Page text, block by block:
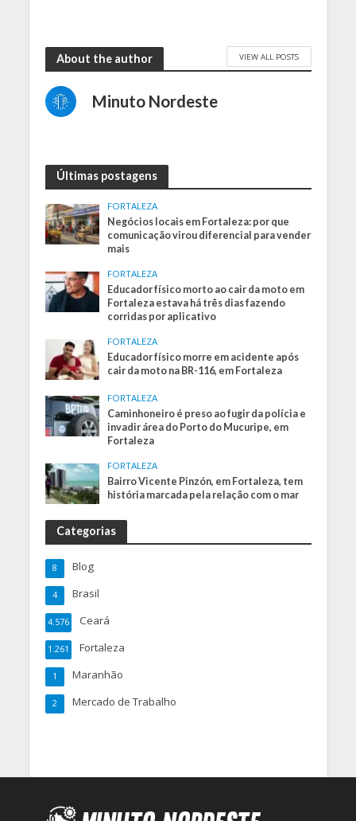
About the author VIEW ALL POSTS
Minuto Nordeste
Últimas postagens
FORTALEZA
Negócios locais em Fortaleza: por que
comunicação virou diferencial para vender
mais
FORTALEZA
Educador físico morto ao cair da moto em
Fortaleza estava há três dias fazendo
corridas por aplicativo
FORTALEZA
Educador físico morre em acidente após
cair da moto na BR-116, em Fortaleza
FORTALEZA
Caminhoneiro é preso ao fugir da polícia e
invadir área do Porto do Mucuripe, em
Fortaleza
FORTALEZA
Bairro Vicente Pinzón, em Fortaleza, tem
história marcada pela relação com o mar
Categorias
Blog
8
Brasil
4
Ceará
4.576
Fortaleza
1.261
Maranhão
1
Mercado de Trabalho
2